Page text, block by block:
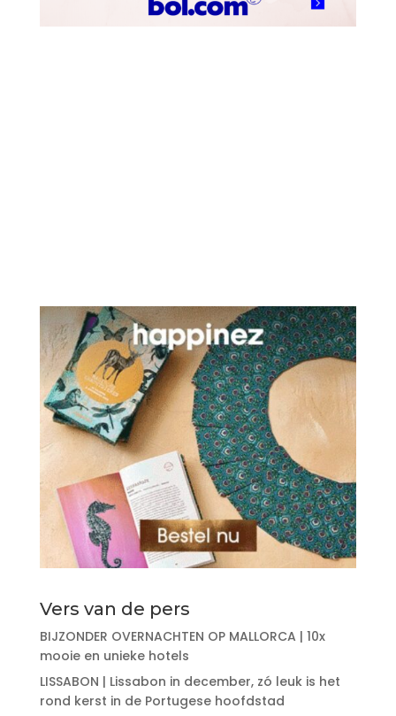
Vers van de pers
BIJZONDER OVERNACHTEN OP MALLORCA | 10x
mooie en unieke hotels
LISSABON | Lissabon in december, zó leuk is het
rond kerst in de Portugese hoofdstad